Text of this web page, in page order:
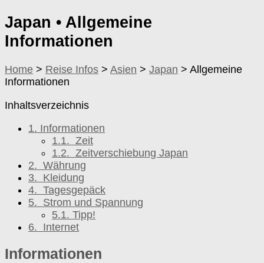
Japan • Allgemeine
Informationen
Home > Reise Infos > Asien > Japan > Allgemeine
Informationen
Inhaltsverzeichnis
1. Informationen
1.1. Zeit
1.2. Zeitverschiebung Japan
2. Währung
3. Kleidung
4. Tagesgepäck
5. Strom und Spannung
5.1. Tipp!
6. Internet
Informationen